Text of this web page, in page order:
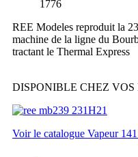
1776
REE Modeles reproduit la
machine de la ligne du
tractant le Thermal Express
DISPONIBLE CHEZ
Voir le catalogue Vapeur